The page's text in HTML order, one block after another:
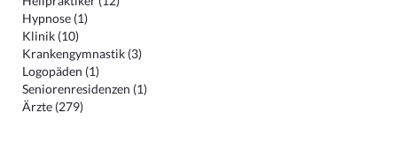
Hypnose (1)
Klinik (10)
Krankengymnastik (3)
Logopäden (1)
Seniorenresidenzen (1)
Ärzte (279)